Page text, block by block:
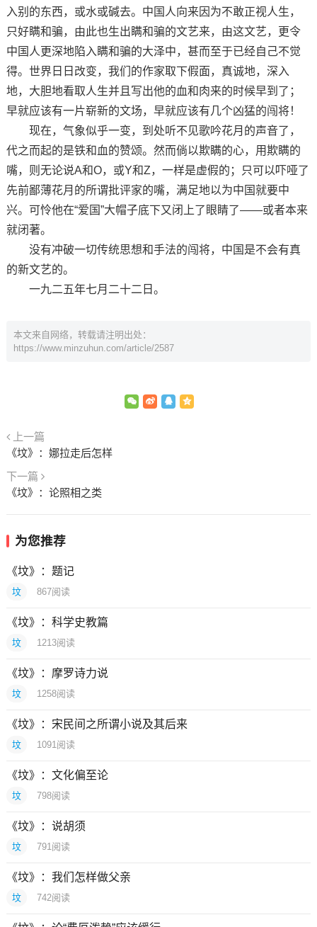
入别的东西，或水或碱去。中国人向来因为不敢正视人生，
只好瞒和骗，由此也生出瞒和骗的文艺来，由这文艺，更令
中国人更深地陷入瞒和骗的大泽中，甚而至于已经自己不觉
得。世界日日改变，我们的作家取下假面，真诚地，深入
地，大胆地看取人生并且写出他的血和肉来的时候早到了；
早就应该有一片崭新的文场，早就应该有几个凶猛的闯将！
现在，气象似乎一变，到处听不见歌吟花月的声音了，
代之而起的是铁和血的赞颂。然而倘以欺瞒的心，用欺瞒的
嘴，则无论说A和O，或Y和Z，一样是虚假的；只可以吓哑了
先前鄙薄花月的所谓批评家的嘴，满足地以为中国就要中
兴。可怜他在“爱国”大帽子底下又闭上了眼睛了——或者本来
就闭著。
没有冲破一切传统思想和手法的闯将，中国是不会有真
的新文艺的。
一九二五年七月二十二日。
本文来自网络，转载请注明出处：
https://www.minzuhun.com/article/2587
上一篇
《坟》：娜拉走后怎样
下一篇
《坟》：论照相之类
为您推荐
《坟》：题记
坟 867阅读
《坟》：科学史教篇
坟 1213阅读
《坟》：摩罗诗力说
坟 1258阅读
《坟》：宋民间之所谓小说及其后来
坟 1091 阅读
《坟》：文化偏至论
坟 798阅读
《坟》：说胡须
坟 791 阅读
《坟》：我们怎样做父亲
坟 742阅读